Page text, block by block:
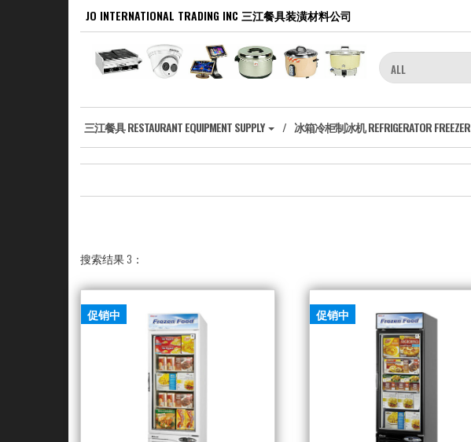
JO INTERNATIONAL TRADING INC 三江餐具装潢材料公司
‎三江餐具 RESTAURANT EQUIPMENT SUPPLY 冰箱冷柜制冰机 REFRIGERATOR FREEZER
搜索结果 3：
促销中 促销中